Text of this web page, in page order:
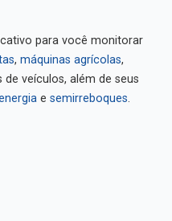
para você monitorar
, máquinas agrícolas,
veículos, além de seus
e semirreboques.